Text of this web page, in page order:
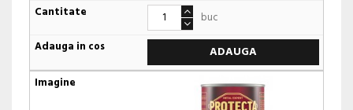
buc
ADAUGA